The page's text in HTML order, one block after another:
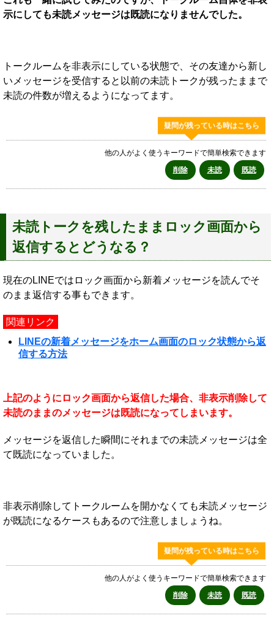
示にしても未読メッセージは既読になりませんでした。
トークルームを非表示にしている状態で、その友達から新し
いメッセージを受信すると以前の未読トークが残ったままで
未読の件数が増えるようになってます。
疑問が残っている時はこちら
他の人がよく使うキーワードで簡単検索できます
削除
未読 既読
未読トークを残したままロック画面から
返信するとどうなる？
現在のLINEではロック画面から新着メッセージを読んでそ
のまま返信する事もできます。
関連リンク
LINEの新着メッセージをホーム画面のロック状態から返
信する方法
上記のようにロック画面から返信した場合、非表示削除して
未読のままのメッセージは既読になってしまいます。
メッセージを返信した瞬間にそれまでの未読メッセージは全
て既読になっていました。
非表示削除してトークルームを開かなくても未読メッセージ
が既読になるケースもあるので注意しましょうね。
疑問が残っている時はこちら
他の人がよく使うキーワードで簡単検索できます
削除
未読 既読